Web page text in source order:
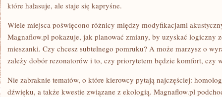
które hałasuje, ale staje się kapryśne.
Wiele miejsca poświęcono różnicy między modyfikacjami
Magnaflow.pl pokazuje, jak planować zmiany, by uzyskać logiczny
mieszanki. Czy chcesz subtelnego pomruku? A może marzysz o
zależy dobór rezonatorów i to, czy priorytetem będzie komfort, czy
Nie zabraknie tematów, o które kierowcy pytają najczęściej:
dźwięku, a także kwestie związane z ekologią. Magnaflow.pl